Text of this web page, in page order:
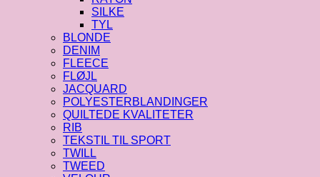
SILKE
TYL
BLONDE
DENIM
FLEECE
FLØJL
JACQUARD
POLYESTERBLANDINGER
QUILTEDE KVALITETER
RIB
TEKSTIL TIL SPORT
TWILL
TWEED